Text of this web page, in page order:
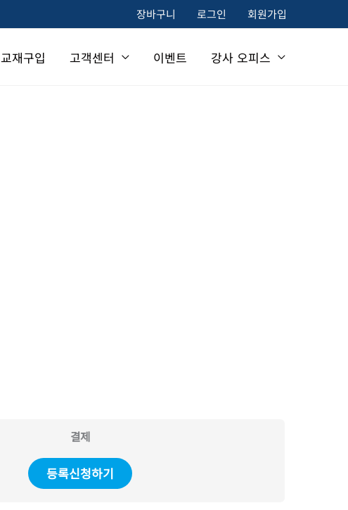
장바구니 로그인 회원가입
교재구입 고객센터 이벤트 강사 오피스
결제
등록신청하기